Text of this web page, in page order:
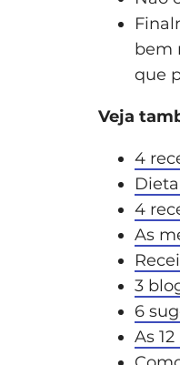
bem
que
Veja
4
4
As
3
6
As